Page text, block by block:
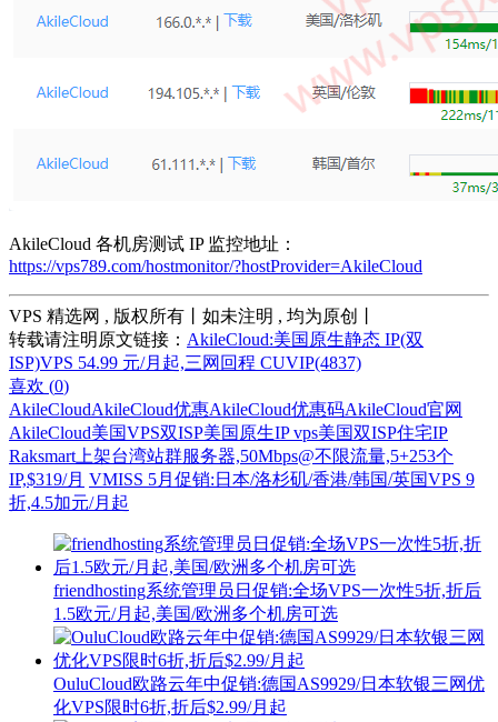
AkileCloud 各机房测试 IP 监控地址：
https://vps789.com/hostmonitor/?hostProvider=AkileCloud
VPS 精选网 , 版权所有丨如未注明 , 均为原创丨
转载请注明原文链接： AkileCloud:美国原生静态 IP(双
ISP)VPS 54.99 元/月起,三网回程 CUVIP(4837)
喜欢 (0)
AkileCloudAkileCloud优惠AkileCloud优惠码AkileCloud官网
AkileCloud美国VPS双ISP美国原生IP vps美国双ISP住宅IP
Raksmart上架台湾站群服务器,50Mbps@不限流量,5+253个
IP,$319/月 VMISS 5月促销:日本/洛杉矶/香港/韩国/英国VPS 9
折,4.5加元/月起
friendhosting系统管理员日促销:全场VPS一次性5折,折后
1.5欧元/月起,美国/欧洲多个机房可选
OuluCloud欧路云年中促销:德国AS9929/日本软银三网优
化VPS限时6折,折后$2.99/月起